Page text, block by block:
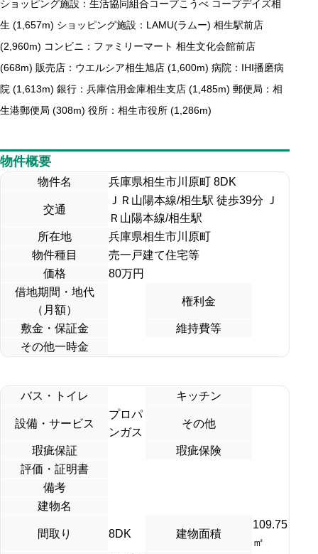
ショッピング施設：生活協同組合コープこうべ コープデイズ相
生 (1,657m) ショッピング施設：LAMU(ラムー) 相生駅前店
(2,960m) コンビニ：ファミリーマート 相生文化会館前店
(668m) 販売店：ウエルシア相生旭店 (1,600m) 病院：IHI播磨病
院 (1,613m) 銀行：兵庫信用金庫相生支店 (1,485m) 郵便局：相
生港郵便局 (308m) 役所：相生市役所 (1,286m)
物件概要
物件名 兵庫県相生市川原町 8DK
交通
ＪＲ山陽本線/相生駅 徒歩39分 Ｊ
Ｒ山陽本線/相生駅
所在地
兵庫県相生市川原町
物件種目
売一戸建て住宅等
価格
80万円
借地期間・地代
（月額）
権利金
敷金・保証金
維持費等
その他一時金
バス・トイレ キッチン
設備・サービス
プロパ
ンガス
その他
瑕疵保証
瑕疵保険
評価・証明書
備考
建物名
間取り 8DK 建物面積
109.75
㎡